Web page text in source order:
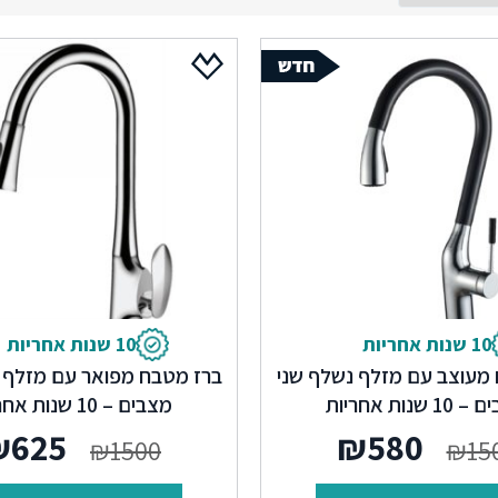
10 שנות אחריות
עם מזלף נשלף שני
אחריות
₪
המחיר
₪580
10 שנות אחריות
ברז מטבח מפואר עם
מצבים – 10 שנות אחריות
₪1500
625